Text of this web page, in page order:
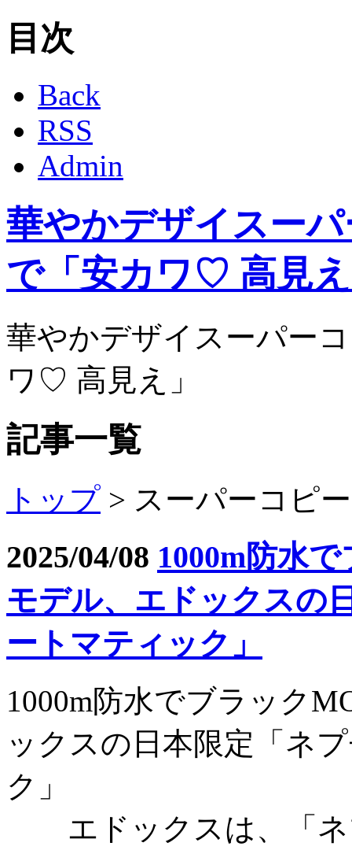
目次
Back
RSS
Admin
華やかデザイスー
で「安カワ♡ 高見
華やかデザイスーパー
ワ♡ 高見え」
記事一覧
トップ > スーパーコピー
2025/04/08 1000m防水
モデル、エドックスの
ートマティック」
1000m防水でブラック
ックスの日本限定「ネ
ク」
エドックスは、「ネ